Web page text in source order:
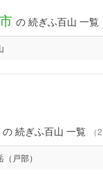
の 続ぎふ百山 一覧
の 続ぎふ百山 一覧 （2
戸部）